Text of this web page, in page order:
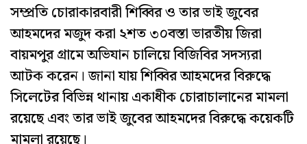
সম্প্রতি চোরাকারবারী শিব্বির ও তার ভাই জুবের
আহমদের মজুদ করা ২শত ৩০বস্তা ভারতীয় জিরা
বায়মপুর গ্রামে অভিযান চালিয়ে বিজিবির সদস্যরা
আটক করেন। জানা যায় শিব্বির আহমদের বিরুদ্ধে
সিলেটের বিভিন্ন থানায় একাধীক চোরাচালানের মামলা
রয়েছে এবং তার ভাই জুবের আহমদের বিরুদ্ধে কয়েকটি